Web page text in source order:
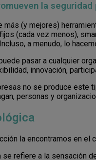
la
(y mejores)
(cada vez menos),
a menudo, lo
pasar a cualquier
innovación,
no se produce este
personas y
la encontramos en el
refiere a la sensación